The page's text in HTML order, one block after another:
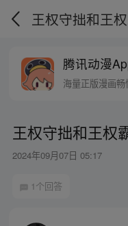
腾讯动漫
海量正版漫画畅
王权守拙和王权
2024年09月07日 05:17
1个回答